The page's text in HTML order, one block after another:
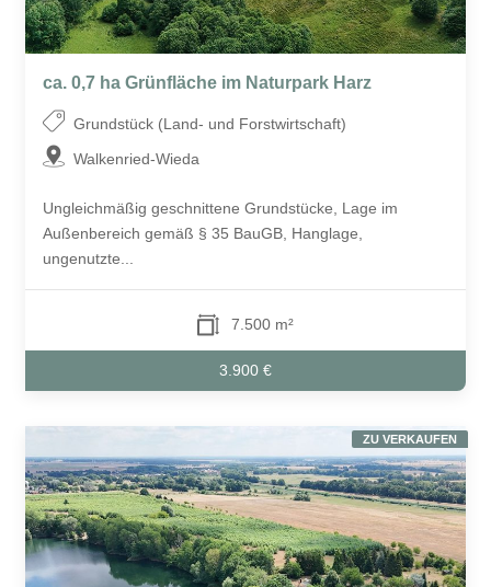
ca. 0,7 ha Grünfläche im Naturpark Harz
Grundstück (Land- und Forstwirtschaft)
Walkenried-Wieda
Ungleichmäßig geschnittene Grundstücke, Lage im
Außenbereich gemäß § 35 BauGB, Hanglage,
ungenutzte...
7.500 m²
3.900 €
ZU VERKAUFEN